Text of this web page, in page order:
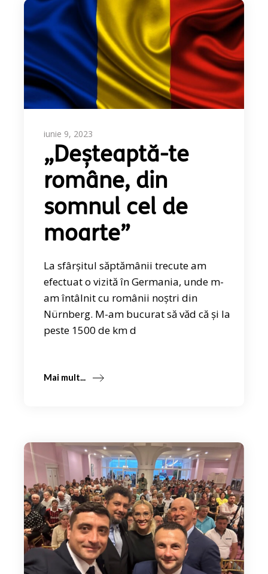
iunie 9, 2023
„Deșteaptă-te
române, din
somnul cel de
moarte”
La sfârșitul săptămânii trecute am
efectuat o vizită în Germania, unde m-
am întâlnit cu românii noștri din
Nürnberg. M-am bucurat să văd că și la
peste 1500 de km d
Mai mult...